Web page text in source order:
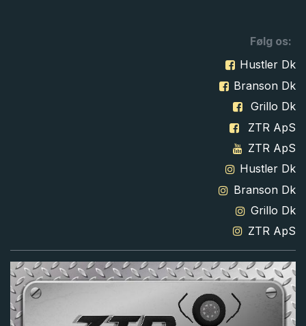
Følg os:
Hustler Dk
Branson Dk
Grillo Dk
ZTR ApS
ZTR ApS
Hustler Dk
Branson Dk
Grillo Dk
ZTR ApS